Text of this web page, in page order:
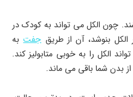
چون الکل می تواند به کودک در
الکل بنوشد، آن از طریقجفتبه
الکل را به خوبی متابولیز کند.
بدن شما باقی می ماند.